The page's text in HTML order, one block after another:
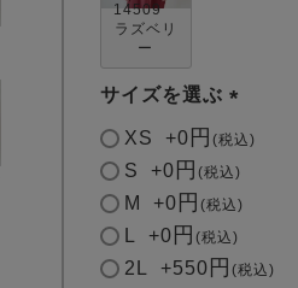
14509
ラズベリ
ー
サイズを選ぶ
(
)
XS +0 税込
S +0 税込
M +0 税込
+0 税込
2L +550 税込